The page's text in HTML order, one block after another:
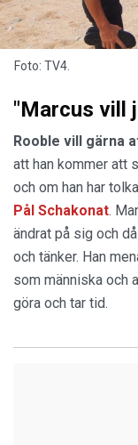
Foto: TV4.
"Marcus vill
Rooble vill gärna
att han kommer att
och om han har
Pål Schakonat.
ändrat på sig och
och tänker. Han
som människa och
göra och tar tid.